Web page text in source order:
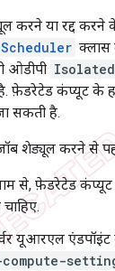
करने या रद्द करने
क्लास
ओडीपी
फ़ेडरेटेड कंप्यूट के
सकती है.
शेड्यूल करने से
से, फ़ेडरेटेड कंप्यूट
यूआरएल एंडपॉइंट